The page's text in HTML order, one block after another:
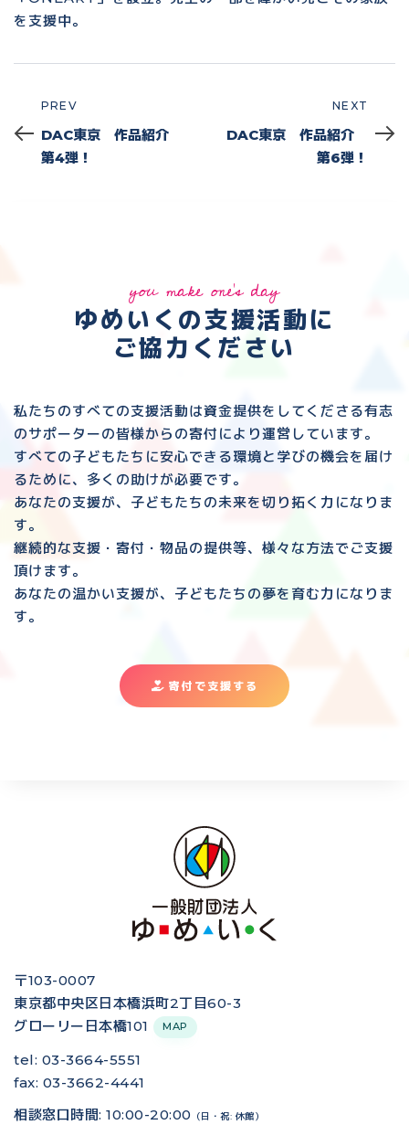
を支援中。
Prev
PREV
DAC東京 作品紹介
第4弾！
NEXT
DAC東京 作品紹介
第6弾！
you make one's day
ゆめいくの支援活動に
ご協力ください
私たちのすべての支援活動は資金提供をしてくださる有志
のサポーターの皆様からの寄付により運営しています。
すべての子どもたちに安心できる環境と 学びの機会を届け
るために、多くの助けが必要です。
あなたの支援が、子どもたちの未来を切り拓く力になりま
す。
継続的な支援・寄付・物品の提供等、様々な方法でご支援
頂けます。
あなたの温かい支援が、子どもたちの夢を育む力になりま
す。
寄付で支援する
〒103-0007
東京都中央区日本橋浜町2丁目60-3
グローリー日本橋101
MAP
tel: 03-3664-5551
fax: 03-3662-4441
相談窓口時間: 10:00-20:00
（日・祝: 休館）